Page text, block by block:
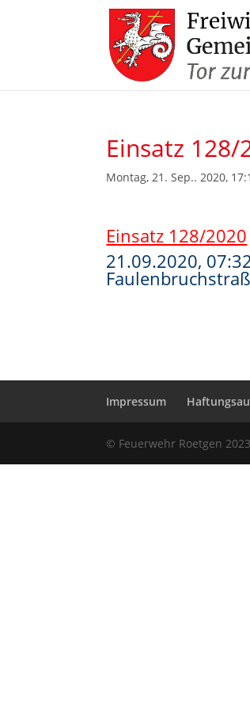
Einsatz 128/
Montag, 21. Sep.. 2020,
Einsatz 128/2020
21.09.2020,
Impressum
© Feuerwehr Roetgen 2023